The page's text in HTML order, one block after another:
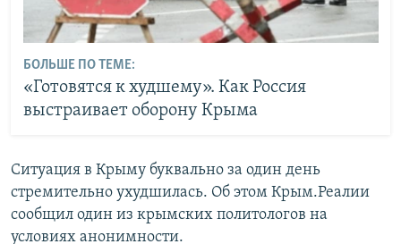
БОЛЬШЕ ПО ТЕМЕ:
«Готовятся к худшему». Как Россия
выстраивает оборону Крыма
Ситуация в Крыму буквально за один день
стремительно ухудшилась. Об этом Крым.Реалии
сообщил один из крымских политологов на
условиях анонимности.